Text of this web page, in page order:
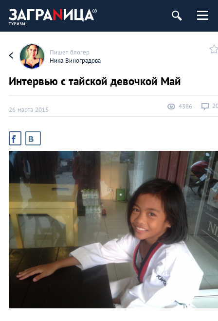
Пишет блогер
Ника Виноградова
Интервью с тайской девочкой Май
26 марта 2015 4386